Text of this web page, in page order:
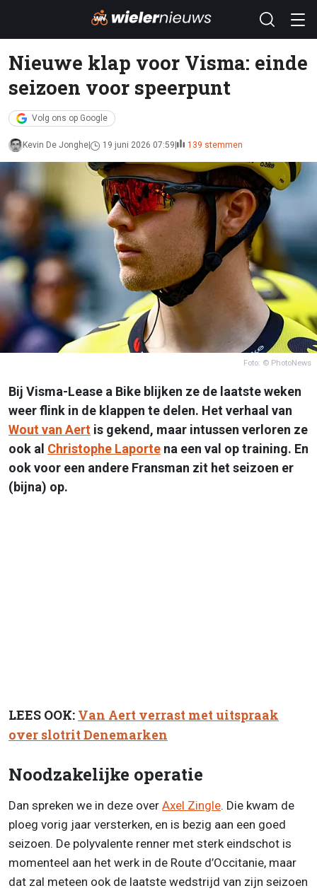
Nieuwe klap voor Visma: einde
seizoen voor speerpunt
Volg ons op Google
Kevin De Jonghe 19 juni 2026 07:59 139 stemmen
Foto: © PhotoNews
Bij Visma-Lease a Bike blijken ze de laatste weken
weer flink in de klappen te delen. Het verhaal van
Wout van Aert is gekend, maar intussen verloren ze
ook al Christophe Laporte na een val op training. En
ook voor een andere Fransman zit het seizoen er
(bijna) op.
LEES OOK: Van Aert verrast met uitspraak
over slotrit Denemarken
Noodzakelijke operatie
Dan spreken we in deze over Axel Zingle. Die kwam de
ploeg vorig jaar versterken, en is bezig aan een goed
seizoen. De polyvalente renner met sterk eindschot is
momenteel aan het werk in de Route d’Occitanie, maar
dat zal meteen ook de laatste wedstrijd van zijn seizoen